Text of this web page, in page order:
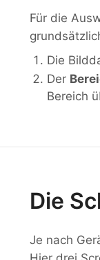
Für die
Die
Der
Bereich
Die
Je nach